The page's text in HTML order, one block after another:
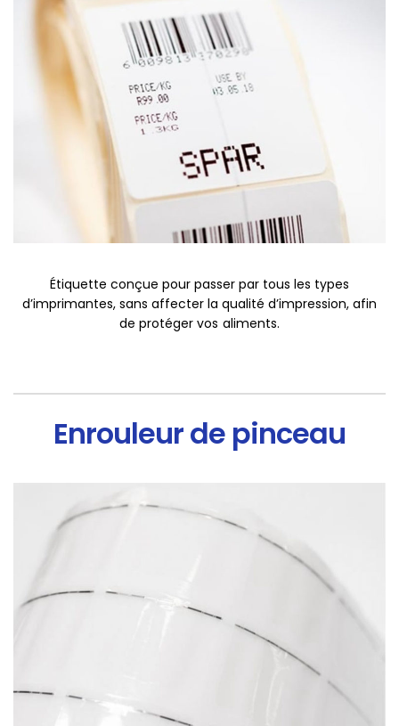
Étiquette conçue pour passer par tous les types
d’imprimantes, sans affecter la qualité d’impression, afin
de protéger vos aliments.
Enrouleur de pinceau